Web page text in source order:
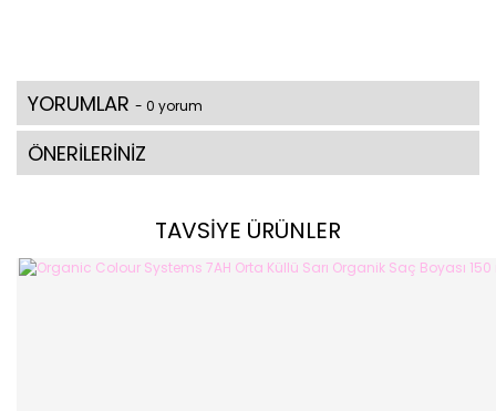
YORUMLAR - 0 yorum
ÖNERİLERİNİZ
TAVSİYE ÜRÜNLER